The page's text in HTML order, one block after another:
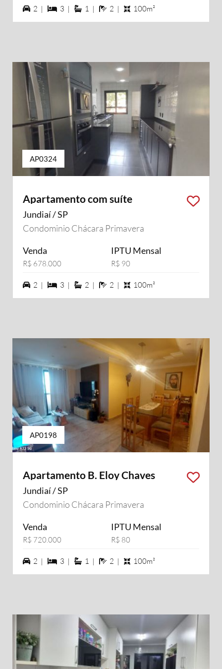
2 vagas na garagem
2 | 3 dormiórios
3 | 1 suítes
1 | 2 banheiros
2 | 100m²
AP0324
Apartamento com suíte
Jundiaí / SP
Condominio Chácara Primavera
Venda
R$ 678.000
IPTU Mensal
R$ 90
2 vagas na garagem
2 | 3 dormiórios
3 | 2 suítes
2 | 2 banheiros
2 | 100m²
AP0198
Apartamento B. Eloy Chaves
Jundiaí / SP
Condominio Chácara Primavera
Venda
R$ 720.000
IPTU Mensal
R$ 80
2 vagas na garagem
2 | 3 dormiórios
3 | 1 suítes
1 | 2 banheiros
2 | 100m²